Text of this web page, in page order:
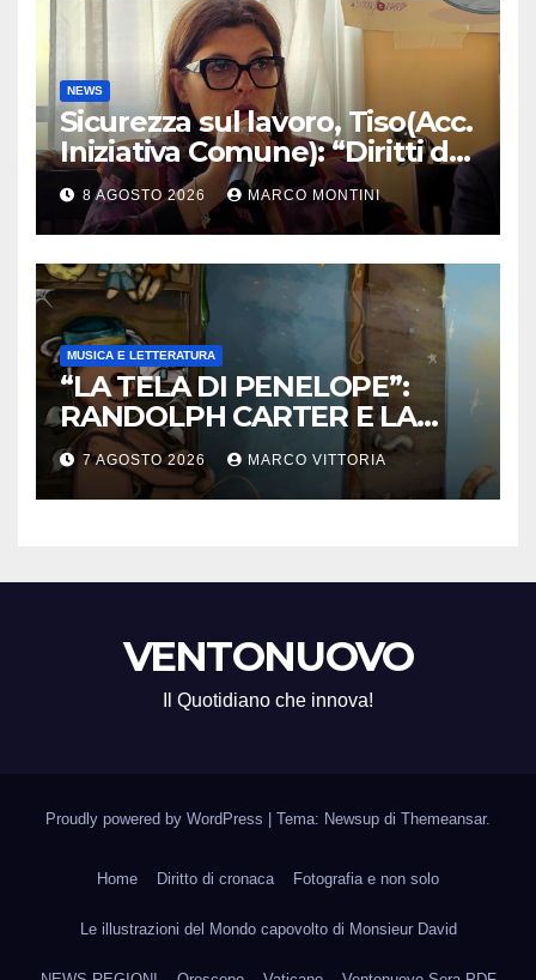
NEWS
Sicurezza sul lavoro, Tiso(Acc.
Iniziativa Comune): “Diritti da
tutelare ogni giorno”
8 AGOSTO 2026 MARCO MONTINI
MUSICA E LETTERATURA
“LA TELA DI PENELOPE”:
RANDOLPH CARTER E LA
ROTTURA CHE DIVENTA
LIBERTÀ
7 AGOSTO 2026 MARCO VITTORIA
VENTONUOVO
Il Quotidiano che innova!
Proudly powered by WordPress Tema: Newsup di Themeansar.
Home Diritto di cronaca Fotografia e non solo
Le illustrazioni del Mondo capovolto di Monsieur David